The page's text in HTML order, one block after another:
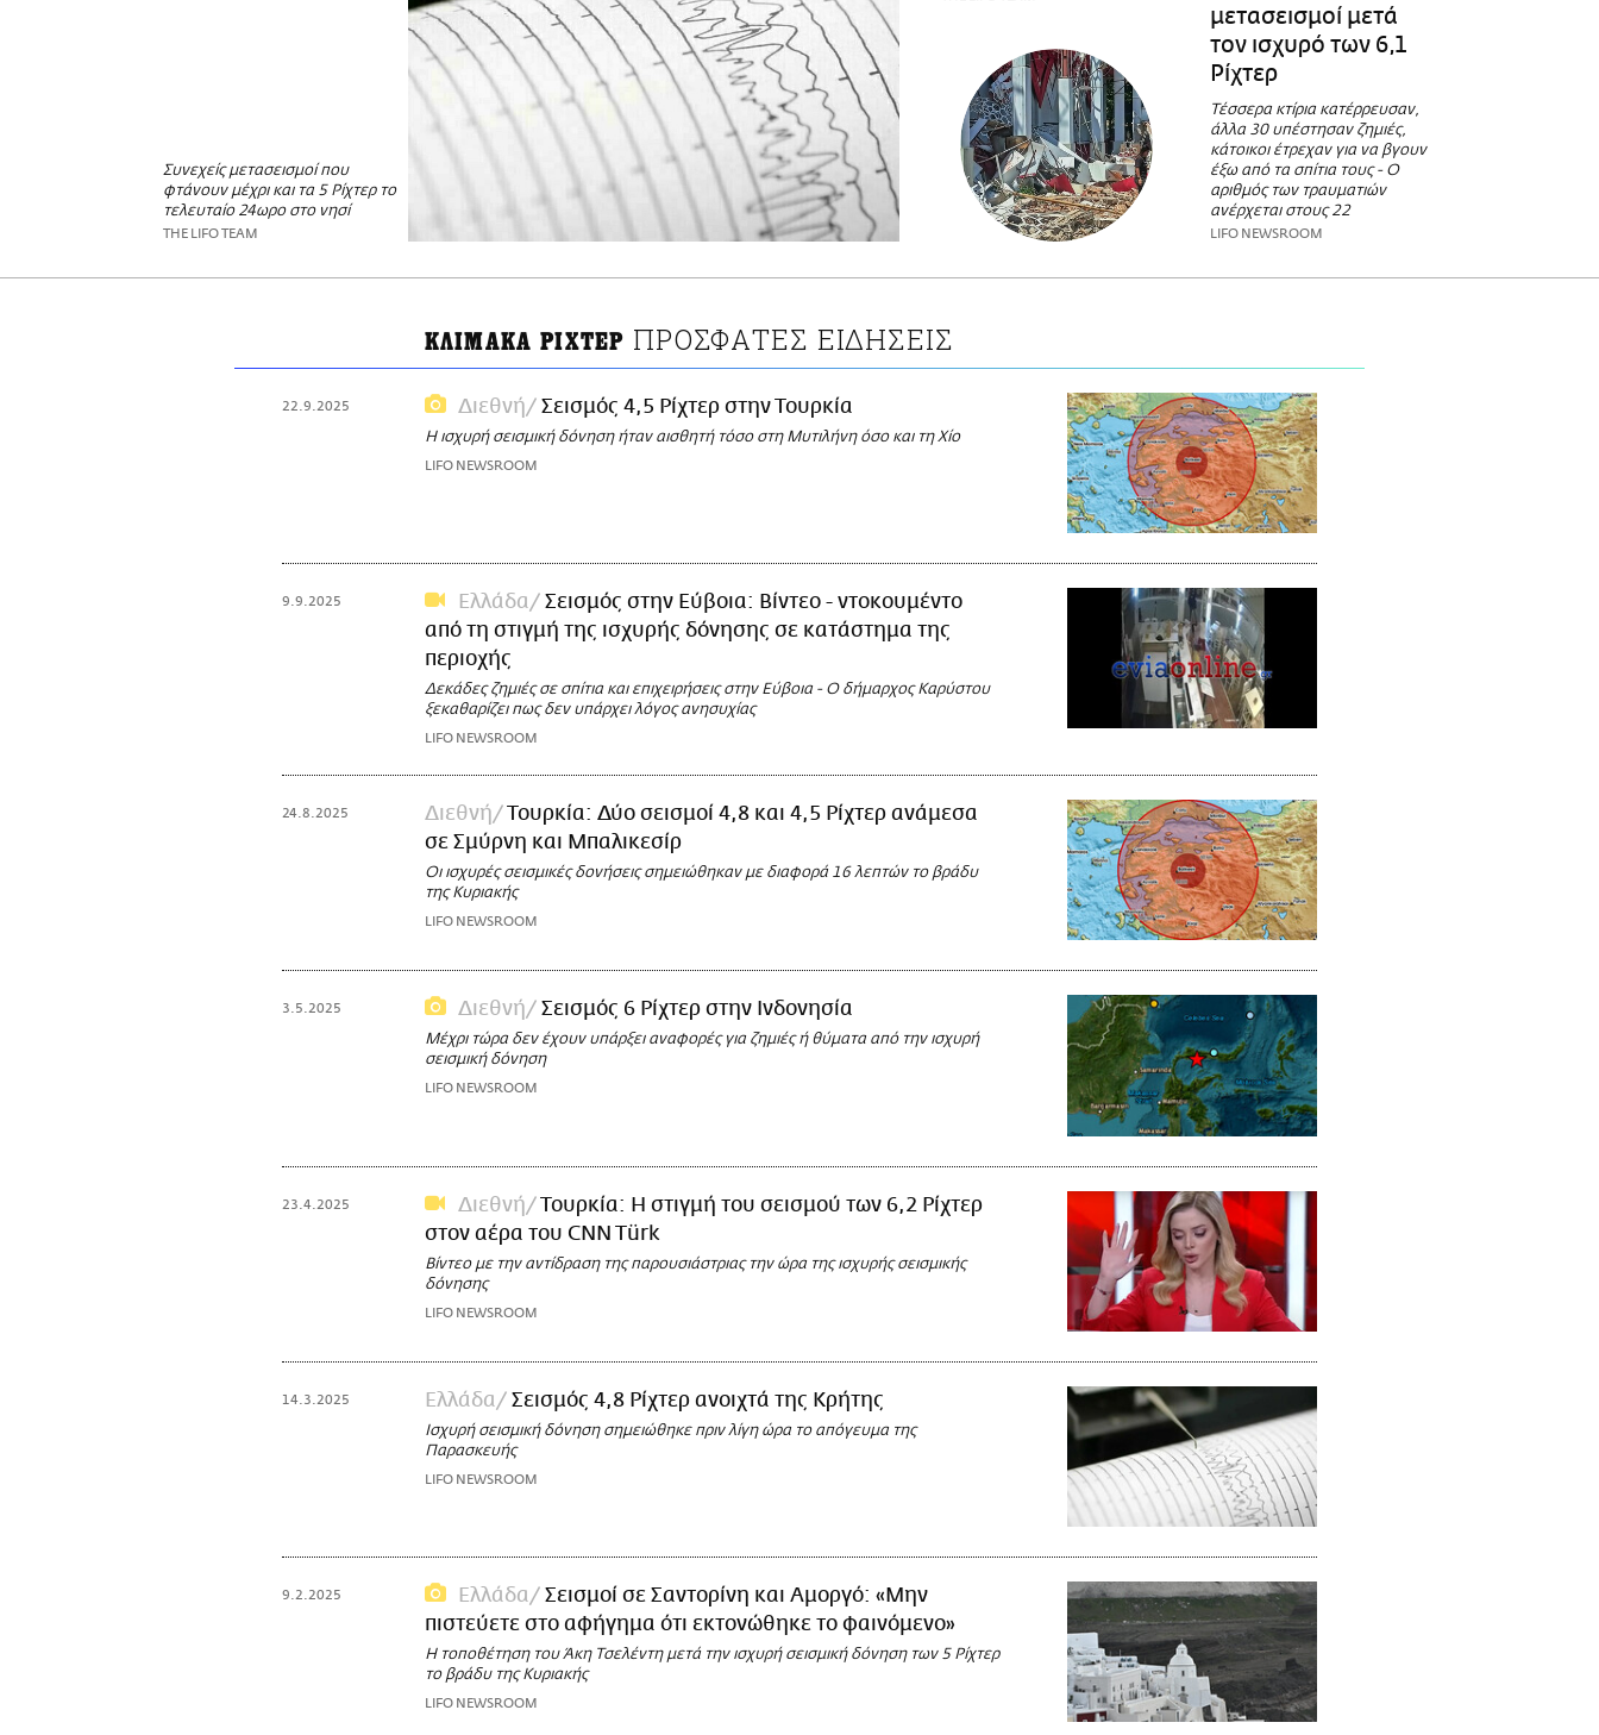
Συνεχείς μετασεισμοί που
φτάνουν μέχρι και τα 5 Ρίχτερ το
τελευταίο 24ωρο στο νησί
THE LIFO TEAM
μετασεισμοί μετά
τον ισχυρό των 6,1
Ρίχτερ
Τέσσερα κτίρια κατέρρευσαν,
άλλα 30 υπέστησαν ζημιές,
κάτοικοι έτρεχαν για να βγουν
έξω από τα σπίτια τους - Ο
αριθμός των τραυματιών
ανέρχεται στους 22
LIFO NEWSROOM
ΚΛΙΜΑΚΑ ΡΙΧΤΕΡ ΠΡΟΣΦΑΤΕΣ ΕΙΔΗΣΕΙΣ
22.9.2025 Διεθνή Σεισμός 4,5 Ρίχτερ στην Τουρκία
Η ισχυρή σεισμική δόνηση ήταν αισθητή τόσο στη Μυτιλήνη όσο και τη Χίο
LIFO NEWSROOM
9.9.2025 Ελλάδα
Σεισμός στην Εύβοια: Βίντεο - ντοκουμέντο
από τη στιγμή της ισχυρής δόνησης σε κατάστημα της
περιοχής
Δεκάδες ζημιές σε σπίτια και επιχειρήσεις στην Εύβοια - Ο δήμαρχος Καρύστου
ξεκαθαρίζει πως δεν υπάρχει λόγος ανησυχίας
LIFO NEWSROOM
24.8.2025 Διεθνή
Τουρκία: Δύο σεισμοί 4,8 και 4,5 Ρίχτερ ανάμεσα
σε Σμύρνη και Μπαλικεσίρ
Οι ισχυρές σεισμικές δονήσεις σημειώθηκαν με διαφορά 16 λεπτών το βράδυ
της Κυριακής
LIFO NEWSROOM
3.5.2025 Διεθνή Σεισμός 6 Ρίχτερ στην Ινδονησία
Μέχρι τώρα δεν έχουν υπάρξει αναφορές για ζημιές ή θύματα από την ισχυρή
σεισμική δόνηση
LIFO NEWSROOM
23.4.2025 Διεθνή
Τουρκία: Η στιγμή του σεισμού των 6,2 Ρίχτερ
στον αέρα του CNN Türk
Βίντεο με την αντίδραση της παρουσιάστριας την ώρα της ισχυρής σεισμικής
δόνησης
LIFO NEWSROOM
14.3.2025 Ελλάδα Σεισμός 4,8 Ρίχτερ ανοιχτά της Κρήτης
Ισχυρή σεισμική δόνηση σημειώθηκε πριν λίγη ώρα το απόγευμα της
Παρασκευής
LIFO NEWSROOM
9.2.2025 Ελλάδα
Σεισμοί σε Σαντορίνη και Αμοργό: «Μην
πιστεύετε στο αφήγημα ότι εκτονώθηκε το φαινόμενο»
Η τοποθέτηση του Άκη Τσελέντη μετά την ισχυρή σεισμική δόνηση των 5 Ρίχτερ
το βράδυ της Κυριακής
LIFO NEWSROOM